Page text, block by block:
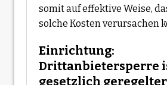
somit auf effektive Weise,
solche Kosten verursachen
Einrichtung:
Drittanbietersperre
gesetzlich geregelter